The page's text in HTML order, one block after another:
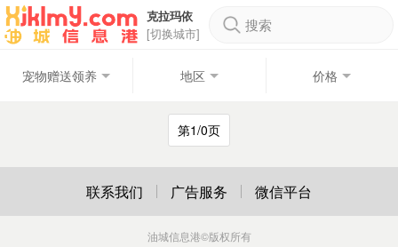
克拉玛依
[切换城市]
搜索
宠物赠送领养 地区 价格
第1/0页
联系我们 广告服务 微信平台
油城信息港©版权所有